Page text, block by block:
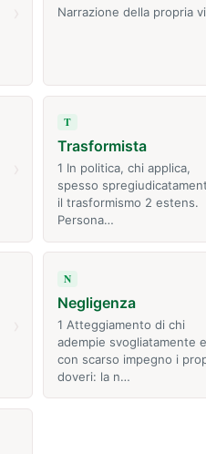
Narrazione della propria
T
Trasformista
1 In politica, chi applica,
spesso
il trasformismo 2 estens.
Persona…
N
Negligenza
1 Atteggiamento di chi
adempie svogliatamente e
con scarso impegno i
doveri: la n…